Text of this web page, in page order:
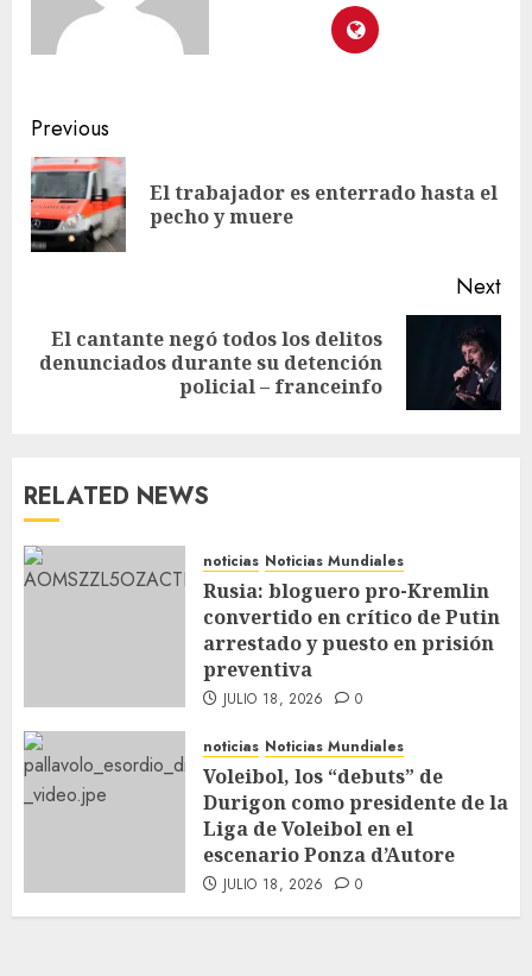
Previous
El trabajador es enterrado hasta el
pecho y muere
Next
El cantante negó todos los delitos
denunciados durante su detención
policial – franceinfo
RELATED NEWS
noticias Noticias Mundiales
Rusia: bloguero pro-Kremlin
convertido en crítico de Putin
arrestado y puesto en prisión
preventiva
JULIO 18, 2026 0
noticias Noticias Mundiales
Voleibol, los “debuts” de
Durigon como presidente de la
Liga de Voleibol en el
escenario Ponza d’Autore
JULIO 18, 2026 0